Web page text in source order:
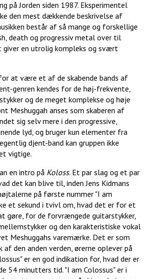
på Jorden siden 1987. Eksperimentel
den mest dækkende beskrivelse af
består af så mange og forskellige
death og progressiv metal over til
giver en utrolig kompleks og svært
at være et af de skabende bands af
genren kendes for de høj-frekvente,
og de meget komplekse og høje
Meshuggah anses som skaberen af
sig selv mere i den progressive,
lyd, og bruger kun elementer fra
djent-band kan gruppen ikke
vigtige.
en intro på Koloss. Et par slag og et par
det kan blive til, inden Jens Kidmans
på første nummer "I am
et sekund i tvivl om, hvad det er for et
gøre, for de forvrængede guitarstykker,
og den karakteristiske vokal
Meshuggahs varemærke. Det er som
af den anden verden, ørerne oplever på
er en god indikation for, hvad der er
54 minutters tid. "I am Colossus" er i